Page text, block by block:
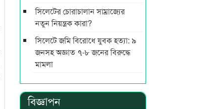
সিলেটের চোরাচালান সাম্রাজ্যের
নতুন নিয়ন্ত্রক কারা?
সিলেটে জমি বিরোধে যুবক হত্যা: ৯
জনসহ অজ্ঞাত ৭-৮ জনের বিরুদ্ধে
মামলা
বিজ্ঞাপন